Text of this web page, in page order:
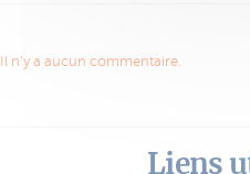
Il n'y a aucun commentaire.
Liens